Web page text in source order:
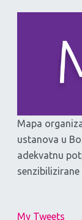
Mapa
ustanova u
adekvatnu
My Tweets